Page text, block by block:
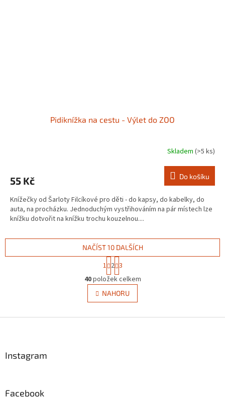
Pidiknížka na cestu - Výlet do ZOO
Skladem (>5 ks)
55 Kč Do košíku
Knížečky od Šarloty Filcíkové pro děti - do kapsy, do kabelky, do
auta, na procházku. Jednoduchým vystřihováním na pár místech lze
knížku dotvořit na knížku trochu kouzelnou....
O
v
l
á
NAČÍST 10 DALŠÍCH
t
r
á
n
k
v
1 2 3
40položek celkem
NAHORU
Instagram
Facebook